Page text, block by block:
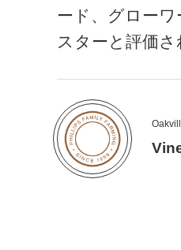
ード、グロー
スターと評価さ